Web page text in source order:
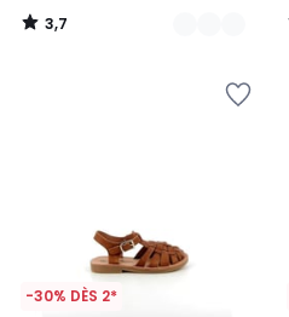
3,7
/
-30% DÈS 2*